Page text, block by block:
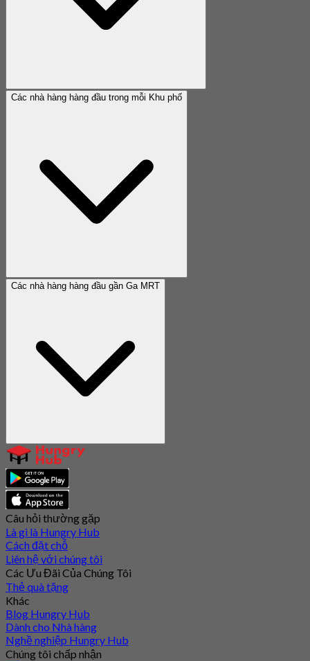
Các nhà hàng hàng đầu trong mỗi Khu phố
Các nhà hàng hàng đầu gần Ga MRT
Câu hỏi thường gặp
Là gì là Hungry Hub
Cách đặt chỗ
Liên hệ với chúng tôi
Các Ưu Đãi Của Chúng Tôi
Thẻ quà tặng
Khác
Blog Hungry Hub
Dành cho Nhà hàng
Nghề nghiệp Hungry Hub
Chúng tôi chấp nhận